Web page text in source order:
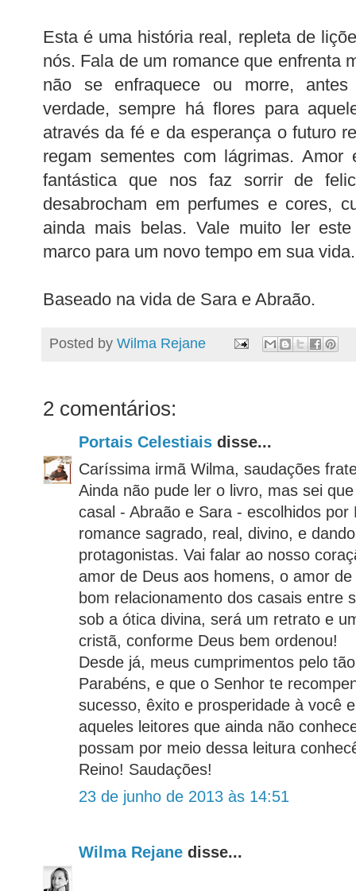
Esta é uma história real, repleta de
nós. Fala de um romance que enfrenta
não se enfraquece ou morre,
verdade, sempre há flores para
através da fé e da esperança o futuro
regam sementes com lágrimas. Amor
fantástica que nos faz sorrir de
desabrocham em perfumes e cores,
ainda mais belas. Vale muito ler
marco para um novo tempo em sua vida.
Baseado na vida de Sara e Abraão.
Posted by Wilma Rejane
2 comentários:
Portais Celestiais disse...
Caríssima irmã Wilma, saudações
Ainda não pude ler o livro, mas sei
casal - Abraão e Sara - escolhidos
romance sagrado, real, divino, e
protagonistas. Vai falar ao nosso
amor de Deus aos homens, o amor
bom relacionamento dos casais entre
sob a ótica divina, será um retrato e
cristã, conforme Deus bem ordenou!
Desde já, meus cumprimentos pelo
Parabéns, e que o Senhor te
sucesso, êxito e prosperidade à você
aqueles leitores que ainda não
possam por meio dessa leitura
Reino! Saudações!
23 de junho de 2013 às 14:51
Wilma Rejane disse...